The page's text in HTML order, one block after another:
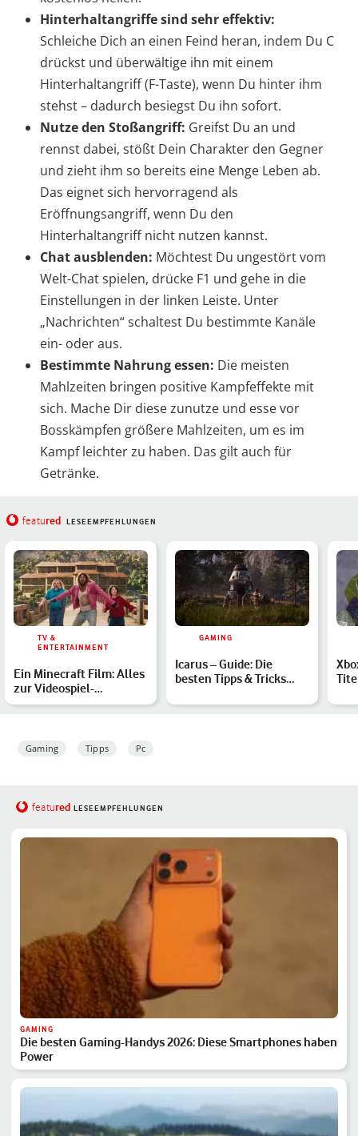
Hinterhaltangriffe sind sehr effektiv:
Schleiche Dich an einen Feind heran, indem Du C
drückst und überwältige ihn mit einem
Hinterhaltangriff (F-Taste), wenn Du hinter ihm
stehst – dadurch besiegst Du ihn sofort.
Nutze den Stoßangriff: Greifst Du an und
rennst dabei, stößt Dein Charakter den Gegner
und zieht ihm so bereits eine Menge Leben ab.
Das eignet sich hervorragend als
Eröffnungsangriff, wenn Du den
Hinterhaltangriff nicht nutzen kannst.
Chat ausblenden: Möchtest Du ungestört vom
Welt-Chat spielen, drücke F1 und gehe in die
Einstellungen in der linken Leiste. Unter
„Nachrichten“ schaltest Du bestimmte Kanäle
ein- oder aus.
Bestimmte Nahrung essen: Die meisten
Mahlzeiten bringen positive Kampfeffekte mit
sich. Mache Dir diese zunutze und esse vor
Bosskämpfen größere Mahlzeiten, um es im
Kampf leichter zu haben. Das gilt auch für
Getränke.
featured LESEEMPFEHLUNGEN
TV &
ENTERTAINMENT
Ein Minecraft Film: Alles
zur Videospiel-
Verfilmung mit Jason
GAMING
Icarus – Guide: Die
besten Tipps & Tricks
A…
Gaming Tipps Pc
featured LESEEMPFEHLUNGEN
GAMING
Die besten Gaming-Handys 2026: Diese Smartphones haben
Power